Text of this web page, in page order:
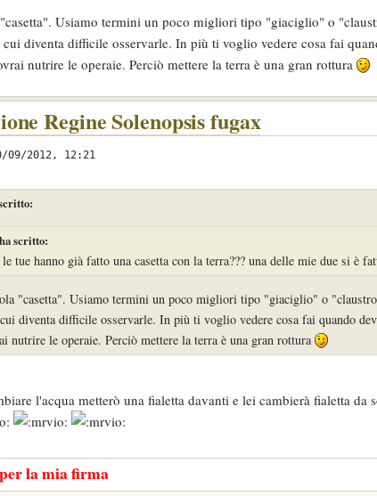
Usiamo termini un poco migliori tipo "giaciglio" o
diventa difficile osservarle. In più ti voglio vedere cosa fai
nutrire le operaie. Perciò mettere la terra è una gran rottura
Regine Solenopsis fugax
09/2012, 12:21
scritto:
tue hanno già fatto una casetta con la terra??? una delle mie due si è
"casetta". Usiamo termini un poco migliori tipo "giaciglio" o
diventa difficile osservarle. In più ti voglio vedere cosa fai quando
nutrire le operaie. Perciò mettere la terra è una gran rottura
l'acqua metterò una fialetta davanti e lei cambierà fialetta
la mia firma